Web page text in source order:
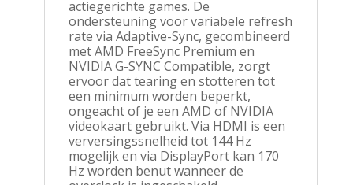
actiegerichte games. De
ondersteuning voor variabele refresh
rate via Adaptive-Sync, gecombineerd
met AMD FreeSync Premium en
NVIDIA G-SYNC Compatible, zorgt
ervoor dat tearing en stotteren tot
een minimum worden beperkt,
ongeacht of je een AMD of NVIDIA
videokaart gebruikt. Via HDMI is een
verversingssnelheid tot 144 Hz
mogelijk en via DisplayPort kan 170
Hz worden benut wanneer de